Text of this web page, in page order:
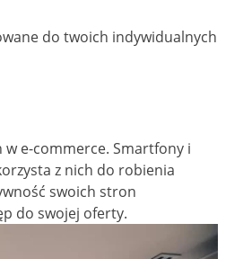
do twoich indywidualnych
e-commerce. Smartfony i
z nich do robienia
swoich stron
do swojej oferty.